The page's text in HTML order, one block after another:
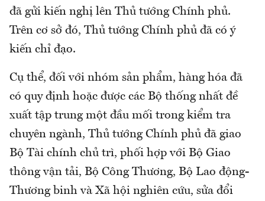
đã gửi kiến nghị lên Thủ tướng Chính phủ.
Trên cơ sở đó, Thủ tướng Chính phủ đã có ý
kiến chỉ đạo.
Cụ thể, đối với nhóm sản phẩm, hàng hóa đã
có quy định hoặc được các Bộ thống nhất đề
xuất tập trung một đầu mối trong kiểm tra
chuyên ngành, Thủ tướng Chính phủ đã giao
Bộ Tài chính chủ trì, phối hợp với Bộ Giao
thông vận tải, Bộ Công Thương, Bộ Lao động-
Thương binh và Xã hội nghiên cứu, sửa đổi